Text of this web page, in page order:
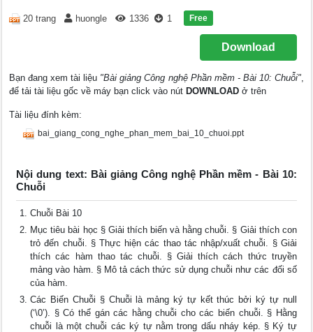
20 trang huongle 1336 1 Free
Download
Bạn đang xem tài liệu "Bài giảng Công nghệ Phần mềm - Bài 10: Chuỗi",
để tải tài liệu gốc về máy bạn click vào nút DOWNLOAD ở trên
Tài liệu đính kèm:
bai_giang_cong_nghe_phan_mem_bai_10_chuoi.ppt
Nội dung text: Bài giảng Công nghệ Phần mềm - Bài 10:
Chuỗi
Chuỗi Bài 10
Mục tiêu bài học § Giải thích biến và hằng chuỗi. § Giải thích con
trỏ đến chuỗi. § Thực hiện các thao tác nhập/xuất chuỗi. § Giải
thích các hàm thao tác chuỗi. § Giải thích cách thức truyền
mảng vào hàm. § Mô tả cách thức sử dụng chuỗi như các đối số
của hàm.
Các Biến Chuỗi § Chuỗi là mảng ký tự kết thúc bởi ký tự null
(‘\0’). § Có thể gán các hằng chuỗi cho các biến chuỗi. § Hằng
chuỗi là một chuỗi các ký tự nằm trong dấu nháy kép. § Ký tự